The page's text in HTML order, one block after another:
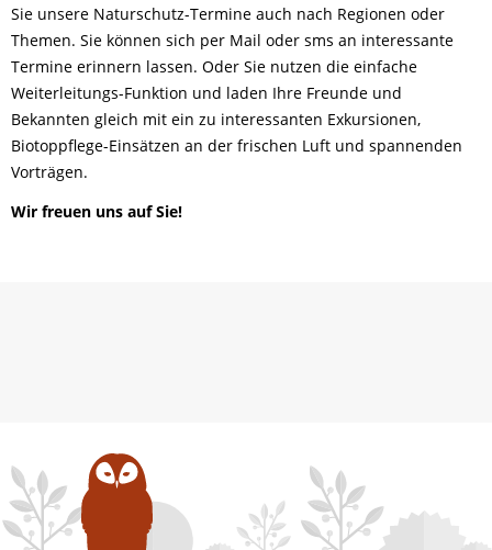
Sie unsere Naturschutz-Termine auch nach Regionen oder
Themen. Sie können sich per Mail oder sms an interessante
Termine erinnern lassen. Oder Sie nutzen die einfache
Weiterleitungs-Funktion und laden Ihre Freunde und
Bekannten gleich mit ein zu interessanten Exkursionen,
Biotoppflege-Einsätzen an der frischen Luft und spannenden
Vorträgen.
Wir freuen uns auf Sie!